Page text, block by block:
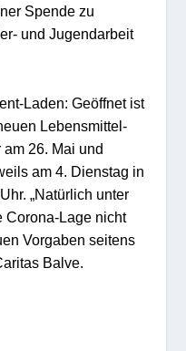
Spende zu
und Jugendarbeit
Laden: Geöffnet ist
Lebensmittel-
26. Mai und
am 4. Dienstag in
„Natürlich unter
Corona-Lage nicht
Vorgaben seitens
Balve.